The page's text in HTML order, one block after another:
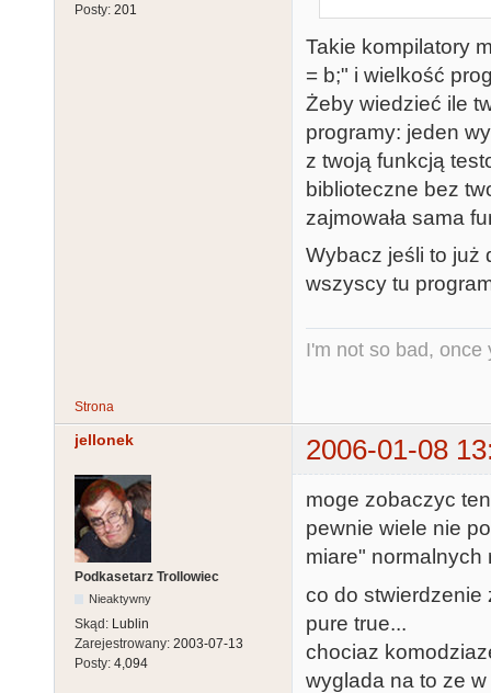
Posty: 201
Takie kompilatory
= b;" i wielkość
Żeby wiedzieć ile
programy: jeden
z twoją funkcją
biblioteczne bez
zajmowała sama
Wybacz jeśli to już
wszyscy tu
I'm not so bad, once
Strona
jellonek 2006-01-08
Podkasetarz Trollowiec
Nieaktywny
Skąd: Lublin
Zarejestrowany: 2003-07-13
Posty: 4,094
moge zobaczyc
pewnie wiele nie
miare" normalnych
co do stwierdzenie
pure true...
chociaz
wyglada na to ze